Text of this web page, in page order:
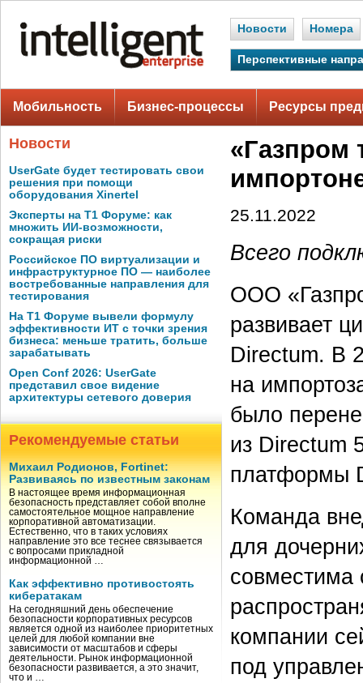
Новости Номера
Перспективные
Мобильность Бизнес-процессы Ресурсы
Новости
UserGate будет тестировать свои
решения при помощи
оборудования Xinertel
Эксперты на Т1 Форуме: как
множить ИИ-возможности,
сокращая риски
Российское ПО виртуализации и
инфраструктурное ПО — наиболее
востребованные направления для
тестирования
На Т1 Форуме вывели формулу
эффективности ИТ с точки зрения
бизнеса: меньше тратить, больше
зарабатывать
Open Conf 2026: UserGate
представил свое видение
архитектуры сетевого доверия
Рекомендуемые статьи
Михаил Родионов, Fortinet:
Развиваясь по известным законам
В настоящее время информационная
безопасность представляет собой вполне
самостоятельное мощное направление
корпоративной автоматизации.
Естественно, что в таких условиях
направление это все теснее связывается
с вопросами прикладной
информационной …
Как эффективно противостоять
кибератакам
На сегодняшний день обеспечение
безопасности корпоративных ресурсов
является одной из наиболее приоритетных
целей для любой компании вне
зависимости от масштабов и сферы
деятельности. Рынок информационной
безопасности развивается, а это значит,
что и …
«Газпром
25.11.2022
Всего
ООО
развивает
Directum. В
на
было
из Directum
платформы
Команда
для
совместима
компании
под